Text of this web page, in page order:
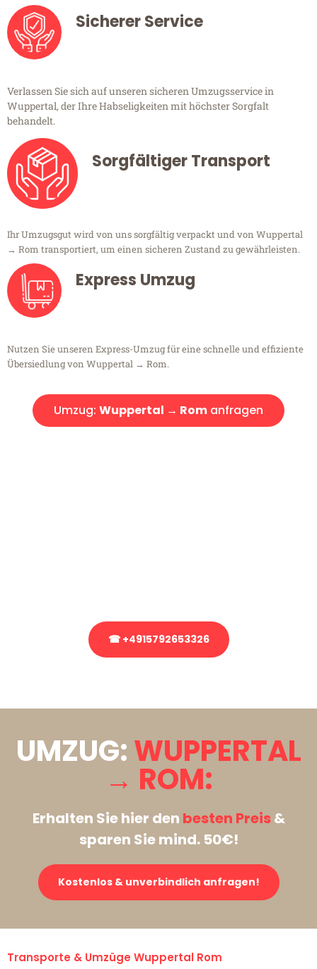
Sicherer Service
Verlassen Sie sich auf unseren sicheren Umzugsservice in
Wuppertal, der Ihre Habseligkeiten mit höchster Sorgfalt
behandelt.
Sorgfältiger Transport
Ihr Umzugsgut wird von uns sorgfältig verpackt und von Wuppertal
→ Rom transportiert, um einen sicheren Zustand zu gewährleisten.
Express Umzug
Nutzen Sie unseren Express-Umzug für eine schnelle und effiziente
Übersiedlung von Wuppertal → Rom.
Umzug: Wuppertal → Rom anfragen
☎ +4915792653326
UMZUG:WUPPERTAL
→ ROM:
Erhalten Sie hier den besten Preis&
sparen Sie mind. 50€!
Kostenlos & unverbindlich anfragen!
Transporte & Umzüge Wuppertal Rom